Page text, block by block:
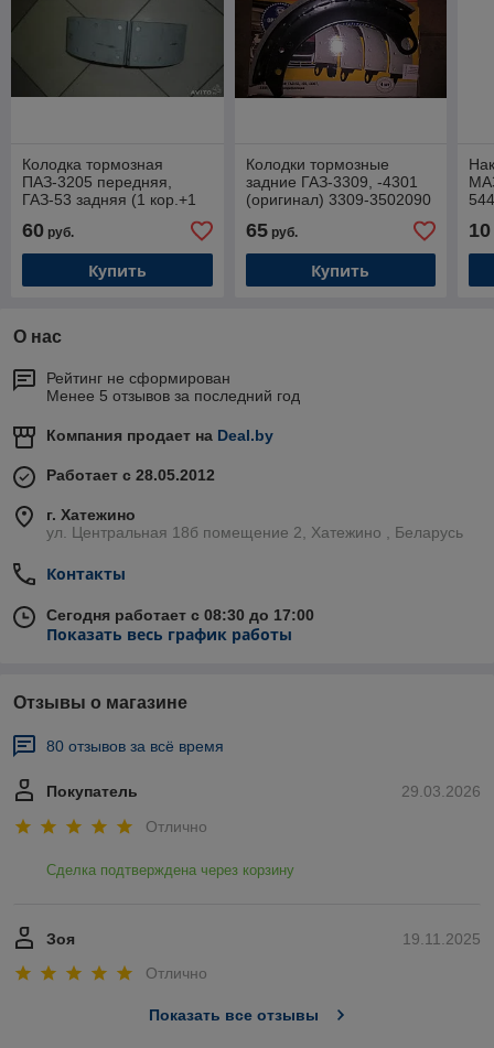
Колодка тормозная
ПАЗ-3205 передняя,
ГАЗ-53 задняя (1 кор.+1
60 руб.
Купить
Колодки тормозные
задние ГАЗ-3309, -4301
(оригинал) 3309-3502090
65руб.
Купить
10
О нас
Рейтинг не сформирован
Менее 5 отзывов за последний год
Компания продает на Deal.by
Работает с 28.05.2012
г. Хатежино
ул. Центральная 18б помещение 2, Хатежино , Беларусь
Контакты
Сегодня работает с 08:30 до 17:00
Показать весь график работы
Отзывы о магазине
80 отзывов за всё время
29.03.2026
Покупатель
Отлично
Сделка подтверждена через корзину
19.11.2025
Зоя
Отлично
Показать все отзывы